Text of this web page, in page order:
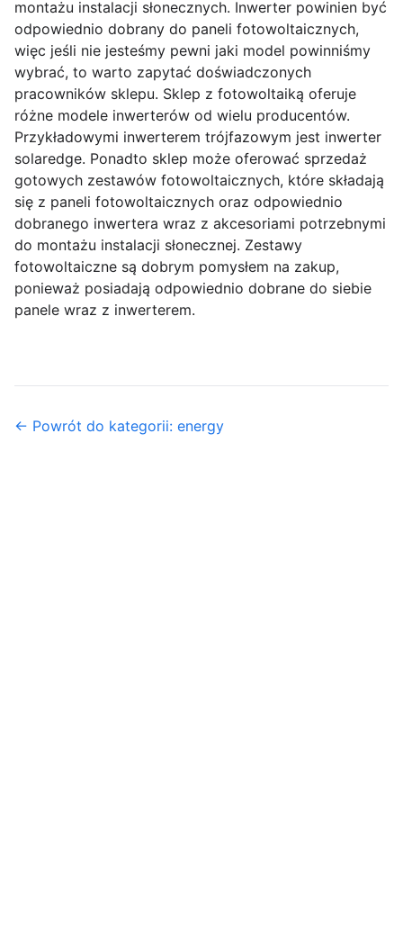
montażu instalacji słonecznych. Inwerter powinien być
odpowiednio dobrany do paneli fotowoltaicznych,
więc jeśli nie jesteśmy pewni jaki model powinniśmy
wybrać, to warto zapytać doświadczonych
pracowników sklepu. Sklep z fotowoltaiką oferuje
różne modele inwerterów od wielu producentów.
Przykładowymi inwerterem trójfazowym jest inwerter
solaredge. Ponadto sklep może oferować sprzedaż
gotowych zestawów fotowoltaicznych, które składają
się z paneli fotowoltaicznych oraz odpowiednio
dobranego inwertera wraz z akcesoriami potrzebnymi
do montażu instalacji słonecznej. Zestawy
fotowoltaiczne są dobrym pomysłem na zakup,
ponieważ posiadają odpowiednio dobrane do siebie
panele wraz z inwerterem.
← Powrót do kategorii: energy